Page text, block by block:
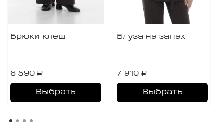
Брюки клеш
6 590 ₽
Выбрать
Блуза на запах
7 910 ₽
Выбрать